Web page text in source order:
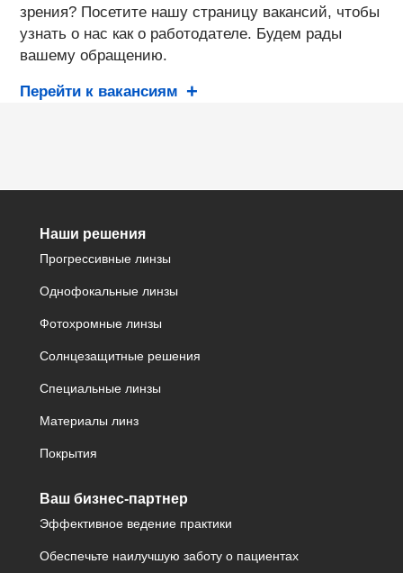
зрения? Посетите нашу страницу вакансий, чтобы
узнать о нас как о работодателе. Будем рады
вашему обращению.
Перейти к вакансиям
Наши решения
Прогрессивные линзы
Однофокальные линзы
Фотохромные линзы
Солнцезащитные решения
Специальные линзы
Материалы линз
Покрытия
Ваш бизнес-партнер
Эффективное ведение практики
Обеспечьте наилучшую заботу о пациентах